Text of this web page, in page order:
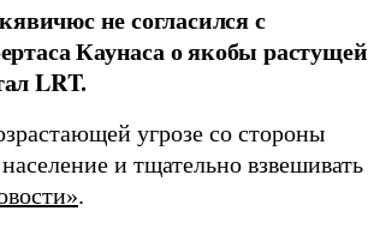
не согласился с
Каунаса о якобы растущей
LRT.
угрозе со стороны
и тщательно взвешивать
.